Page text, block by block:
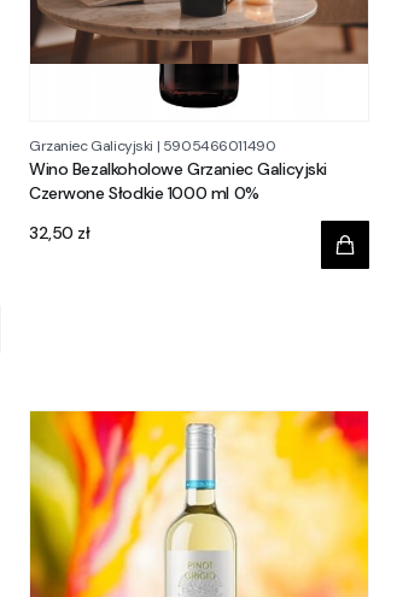
Grzaniec Galicyjski | 5905466011490
Wino Bezalkoholowe Grzaniec Galicyjski
Czerwone Słodkie 1000 ml 0%
Cena
32,50 zł